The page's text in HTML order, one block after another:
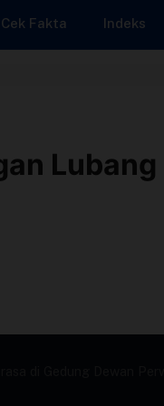
Cek Fakta Indeks
Lubang